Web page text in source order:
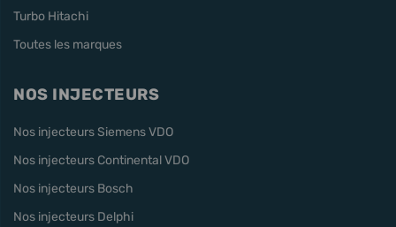
Turbo Hitachi
Toutes les marques
NOS INJECTEURS
Nos injecteurs Siemens VDO
Nos injecteurs Continental VDO
Nos injecteurs Bosch
Nos injecteurs Delphi